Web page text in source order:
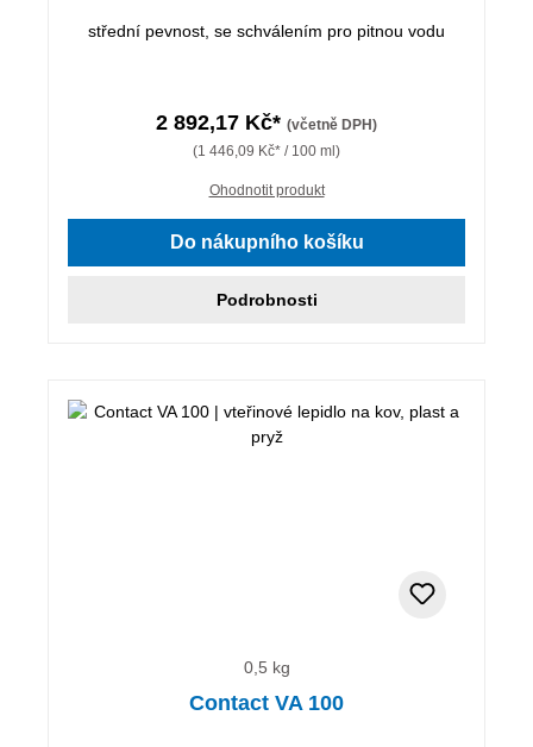
střední pevnost, se schválením pro pitnou vodu
2 892,17 Kč* (včetně DPH)
(1 446,09 Kč* / 100 ml)
Ohodnotit produkt
Do nákupního košíku
Podrobnosti
0,5 kg
Contact VA 100